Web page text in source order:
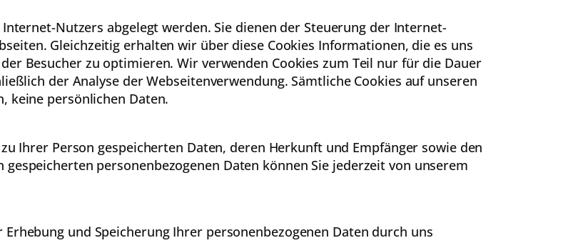
Nutzers abgelegt werden. Sie dienen der Steuerung der Internet-
Gleichzeitig erhalten wir über diese Cookies Informationen, die es uns
Besucher zu optimieren. Wir verwenden Cookies zum Teil nur für die Dauer
der Analyse der Webseitenverwendung. Sämtliche Cookies auf unseren
keine persönlichen Daten.
Ihrer Person gespeicherten Daten, deren Herkunft und Empfänger sowie den
personenbezogenen Daten können Sie jederzeit von unserem
und Speicherung Ihrer personenbezogenen Daten durch uns